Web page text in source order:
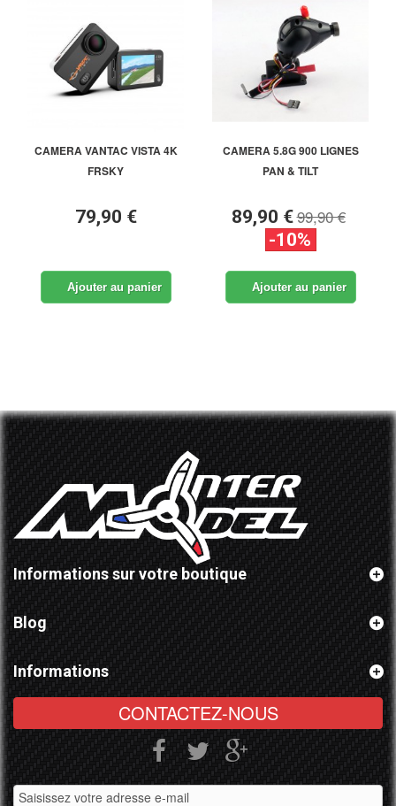
CAMERA VANTAC VISTA 4K
FRSKY
79,90 €
Ajouter au panier
CAMERA 5.8G 900 LIGNES
PAN & TILT
89,90 €99,90 €
-10%
Ajouter au panier
Informations sur votre boutique
Blog
Informations
CONTACTEZ-NOUS